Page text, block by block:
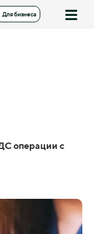
Для бизнеса
операции с